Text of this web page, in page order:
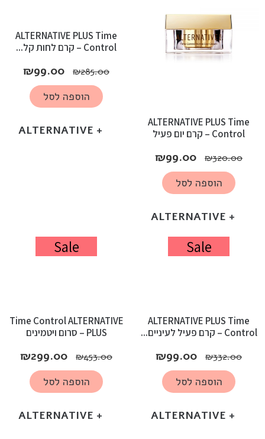
+ ALTERNATIVE
ALTERNATIVE PLUS Time
Control – קרם יום פעיל
₪320.00
₪99.00
הוספה לסל
+ ALTERNATIVE
ALTERNATIVE PLUS Time
Control – קרם לחות קל...
₪285.00
₪99.00
הוספה לסל
Sale
+ ALTERNATIVE
ALTERNATIVE PLUS Time
Control – קרם פעיל לעיניים...
₪332.00
₪99.00
הוספה לסל
Sale
+ ALTERNATIVE
Time Control ALTERNATIVE
PLUS – סרום ויטמינים
₪453.00
₪299.00
הוספה לסל